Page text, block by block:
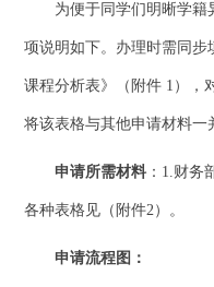
为便于同学们明晰学
项说明如下。办理时需同步
课程分析表》（附件 1），
将该表格与其他申请材料一
申请所需材料 ：1.财务
各种表格见（附件2）。
申请流程图：